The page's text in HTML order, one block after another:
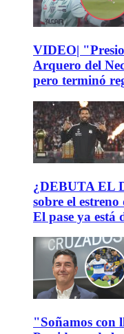
VIDEO|
Arquero del
pero terminó
¿DEBUTA EL
sobre el
El pase ya está
"Soñamos con